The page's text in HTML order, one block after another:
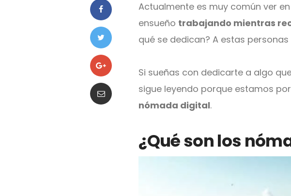
Actualmente es muy común ver
ensueño trabajando mientras
qué se dedican? A estas
Si sueñas con dedicarte a algo
sigue leyendo porque estamos
nómada digital.
¿Qué son los